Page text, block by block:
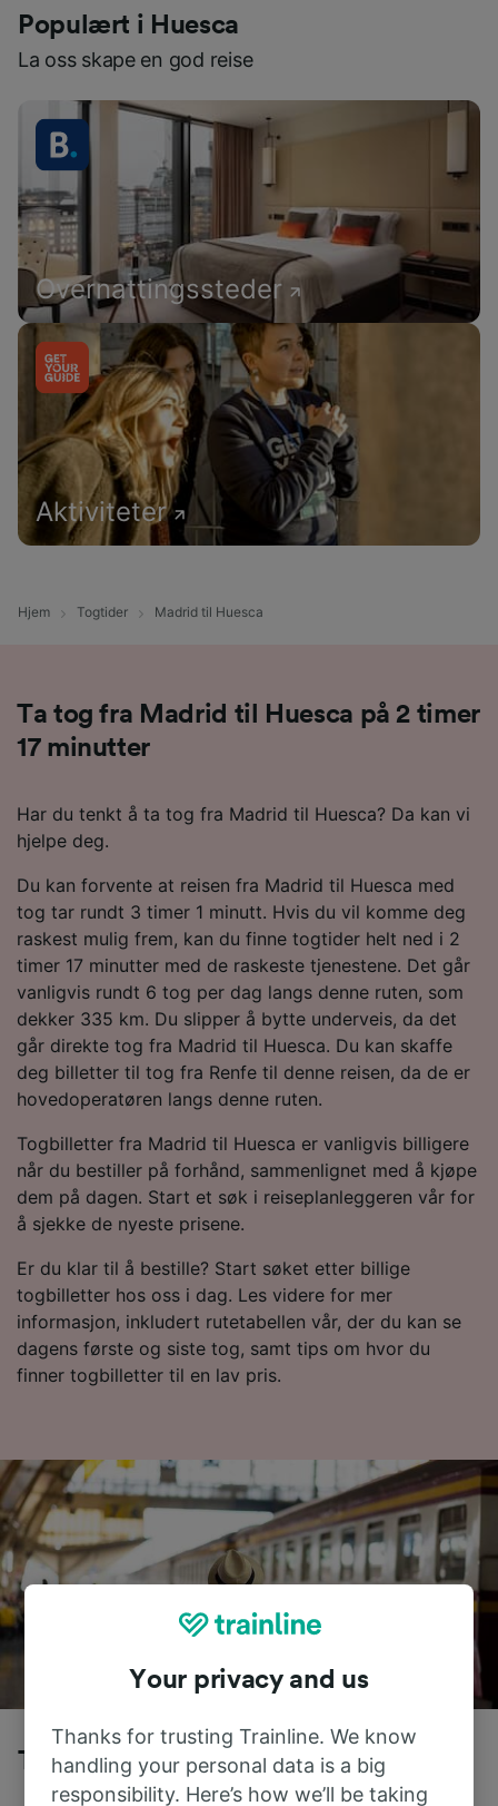
Populært i Huesca
La oss skape en god reise
Overnattingssteder
Aktiviteter
Hjem Togtider Madrid til Huesca
Ta tog fra Madrid til Huesca på 2 timer
17 minutter
Har du tenkt å ta tog fra Madrid til Huesca? Da kan vi
hjelpe deg.
Du kan forvente at reisen fra Madrid til Huesca med
tog tar rundt 3 timer 1 minutt. Hvis du vil komme deg
raskest mulig frem, kan du finne togtider helt ned i 2
timer 17 minutter med de raskeste tjenestene. Det går
vanligvis rundt 6 tog per dag langs denne ruten, som
dekker 335 km. Du slipper å bytte underveis, da det
går direkte tog fra Madrid til Huesca. Du kan skaffe
deg billetter til tog fra Renfe til denne reisen, da de er
hovedoperatøren langs denne ruten.
Togbilletter fra Madrid til Huesca er vanligvis billigere
når du bestiller på forhånd, sammenlignet med å kjøpe
dem på dagen. Start et søk i reiseplanleggeren vår for
å sjekke de nyeste prisene.
Er du klar til å bestille? Start søket etter billige
togbilletter hos oss i dag. Les videre for mer
informasjon, inkludert rutetabellen vår, der du kan se
dagens første og siste tog, samt tips om hvor du
finner togbilletter til en lav pris.
Tog fra Madrid til Huesca
Your privacy and us
Thanks for trusting Trainline. We know
handling your personal data is a big
responsibility. Here’s how we’ll be taking